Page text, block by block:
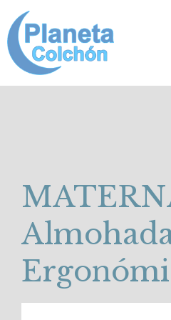
Saltar
contenido